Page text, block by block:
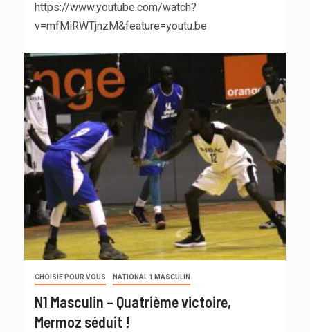
https://www.youtube.com/watch?
v=mfMiRWTjnzM&feature=youtu.be
CHOISIE POUR VOUS NATIONAL 1 MASCULIN
N1 Masculin – Quatrième victoire,
Mermoz séduit !